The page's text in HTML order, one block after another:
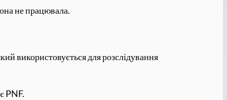
не працювала.
використовується для розслідування
PNF.